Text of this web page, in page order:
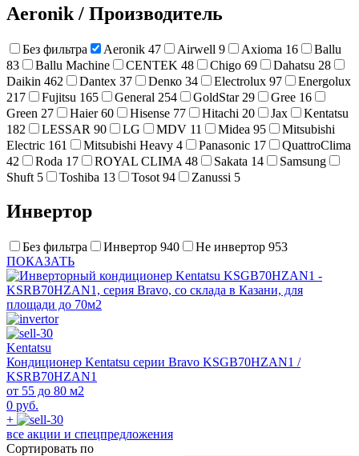
Aeronik / Производитель
Без фильтра Aeronik 47 Airwell 9 Axioma 16
Ballu
83
Ballu Machine CENTEK 48 Chigo 69 Dahatsu 28
Daikin 462 Dantex 37 Denко 34 Electrolux 97
Energolux
217
Fujitsu 165 General 254 GoldStar 29 Gree 16
Green 27 Haier 60 Hisense 77 Hitachi 20 Jax
Kentatsu
182
LESSAR 90 LG MDV 11 Midea 95
Mitsubishi
Electric 161 Mitsubishi Heavy 4 Panasonic 17
QuattroClima
42
Roda 17 ROYAL CLIMA 48 Sakata 14
Samsung
Shuft 5 Toshiba 13 Tosot 94 Zanussi 5
Инвертор
Без фильтра Инвертор 940 Не инвертор 953
ПОКАЗАТЬ
Kentatsu
Кондиционер Kentatsu серии Bravo KSGB70HZAN1 /
KSRB70HZAN1
от 55 до 80 м2
0 руб.
+
все акции и спецпредложения
Сортировать по